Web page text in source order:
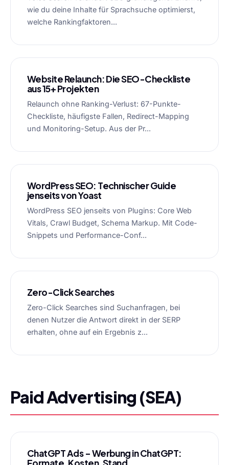
wie du deine Inhalte für Sprachsuche optimierst,
welche Rankingfaktoren...
Website Relaunch: Die SEO-Checkliste
aus 15+ Projekten
Relaunch ohne Ranking-Verlust: 67-Punkte-
Checkliste, häufigste Fallen, Redirect-Mapping
und Monitoring-Setup. Aus der Pr...
WordPress SEO: Technischer Guide
jenseits von Yoast
WordPress SEO jenseits von Plugins: Core Web
Vitals, Crawl Budget, Schema Markup. Mit Code-
Snippets und Performance-Conf...
Zero-Click Searches
Zero-Click Searches sind Suchanfragen, bei
denen Nutzer die Antwort direkt in der SERP
erhalten, ohne auf ein Ergebnis z...
Paid Advertising (SEA)
ChatGPT Ads – Werbung in ChatGPT:
Formate, Kosten, Stand